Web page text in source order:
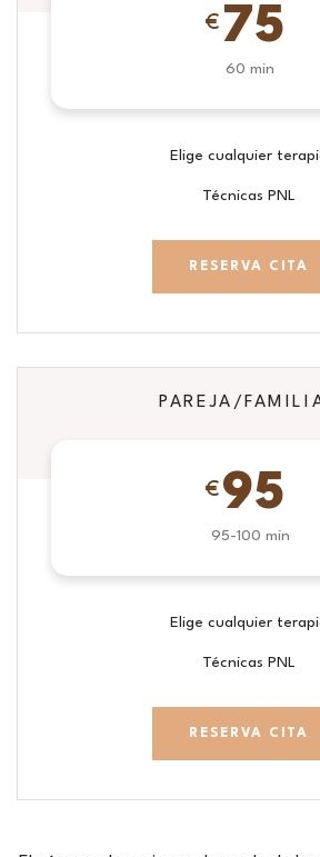
€ 75
60 min
Elige cualquier
Técnicas PNL
RESERVA CITA
PAREJA/
€ 95
95-100 min
Elige cualquier
Técnicas PNL
RESERVA CITA